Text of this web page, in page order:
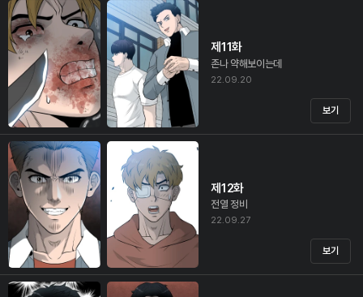
제11화
존나 약해보이는데
22.09.20
보기
제12화
전열 정비
22.09.27
보기